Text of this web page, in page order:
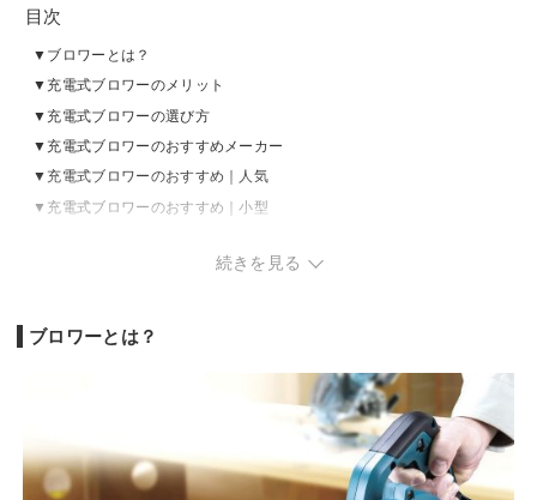
目次
ブロワーとは？
充電式ブロワーのメリット
充電式ブロワーの選び方
充電式ブロワーのおすすめメーカー
充電式ブロワーのおすすめ｜人気
充電式ブロワーのおすすめ｜小型
続きを見る
ブロワーとは？